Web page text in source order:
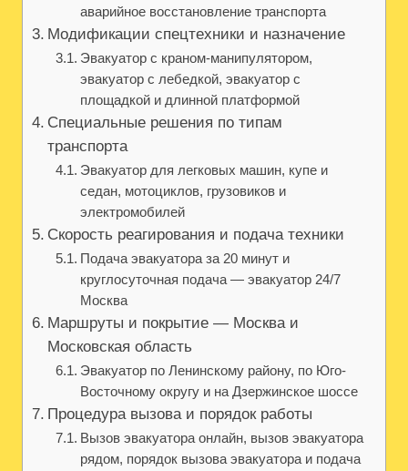
аварийное восстановление транспорта
Модификации спецтехники и назначение
Эвакуатор с краном-манипулятором,
эвакуатор с лебедкой, эвакуатор с
площадкой и длинной платформой
Специальные решения по типам
транспорта
Эвакуатор для легковых машин, купе и
седан, мотоциклов, грузовиков и
электромобилей
Скорость реагирования и подача техники
Подача эвакуатора за 20 минут и
круглосуточная подача — эвакуатор 24/7
Москва
Маршруты и покрытие — Москва и
Московская область
Эвакуатор по Ленинскому району, по Юго-
Восточному округу и на Дзержинское шоссе
Процедура вызова и порядок работы
Вызов эвакуатора онлайн, вызов эвакуатора
рядом, порядок вызова эвакуатора и подача